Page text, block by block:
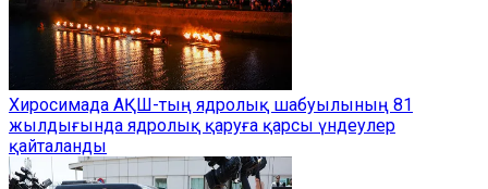
Хиросимада АҚШ-тың ядролық шабуылының 81
жылдығында ядролық қаруға қарсы үндеулер
қайталанды